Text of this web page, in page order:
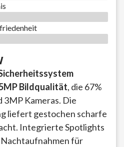
Bildqualität, die 67%
3MP Kameras. Die
liefert gestochen scharfe
Integrierte Spotlights
für